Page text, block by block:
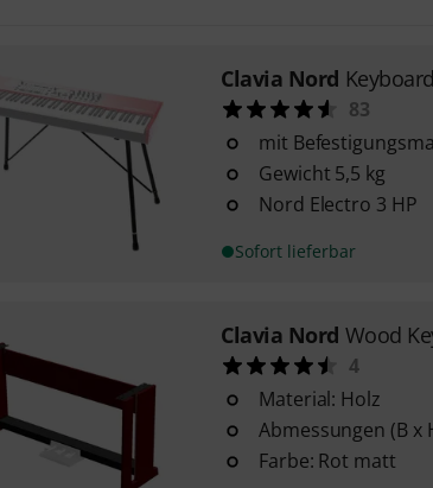
Clavia Nord
83
mit
Gewicht 5,5 kg
Nord Electro 3 HP
Sofort lieferbar
Clavia Nord Wood
4
Material: Holz
Abmessungen (B x
Farbe: Rot matt